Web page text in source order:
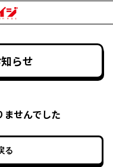
らせ
せんでした
る